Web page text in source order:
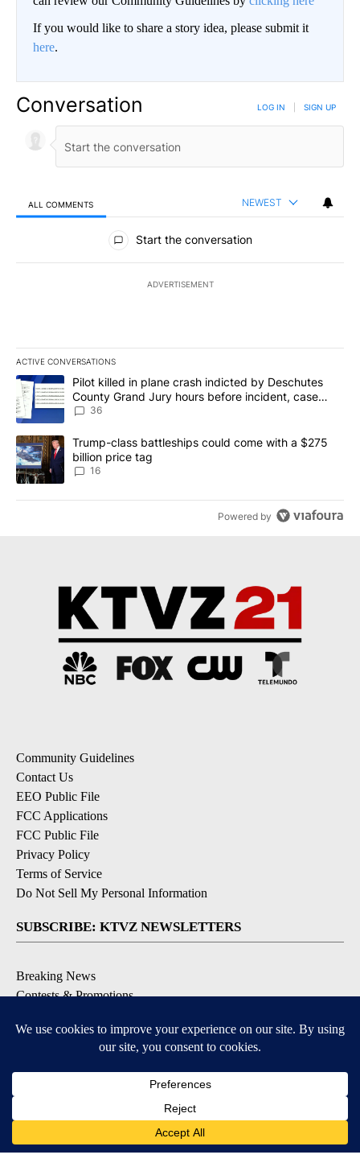
If you would like to share a story idea, please submit it
here.
Conversation LOG IN SIGN UP
ALL COMMENTS NEWEST
All Comments
Start the conversation
ADVERTISEMENT
ACTIVE CONVERSATIONS
The following is a list of the most commented articles in the last
A trending article titled "Pilot killed in plane crash indicted by
Pilot killed in plane crash indicted by Deschutes
County Grand Jury hours before incident, case
dismissed following death
36
A trending article titled "Trump-class battleships could come
Trump-class battleships could come with a $275
billion price tag
16
Powered by
Community Guidelines
Contact Us
EEO Public File
FCC Applications
FCC Public File
Privacy Policy
Terms of Service
Do Not Sell My Personal Information
SUBSCRIBE: KTVZ NEWSLETTERS
Breaking News
Contests & Promotions
Local Alert Forecast
Local Alert Weather Warnings
DOWNLOAD: KTVZ APPS
Apple & Google Play Stores